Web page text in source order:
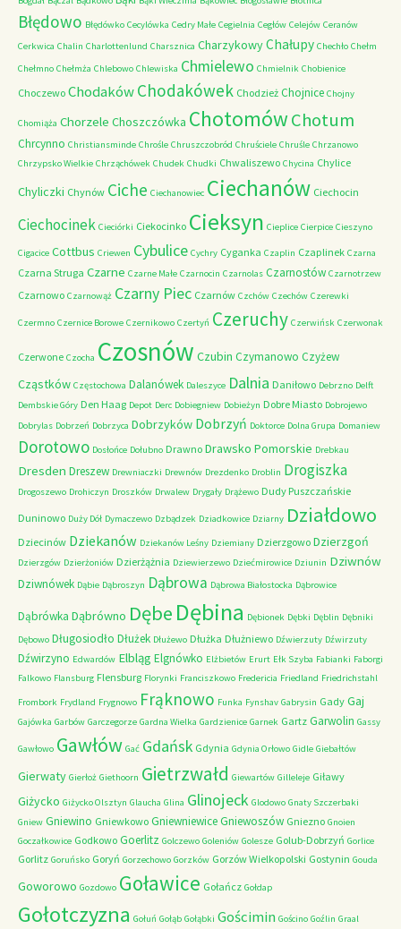
Błędowo Błędówko Cecylówka Cedry Małe Cegielnia Cegłów Celejów Ceranów
Cerkwica Chalin Charlottenlund Charsznica CharzykowyChałupy Chechło Chełm
Chełmno Chełmża Chlebowo Chlewiska Chmielewo Chmielnik Chobienice
Choczewo ChodakówChodakówek Chodzież Chojnice Chojny
Chomiąża Chorzele Choszczówka ChotomówChotum
Chrcynno Christiansminde Chrośle Chruszczobród Chruściele Chruśle Chrzanowo
Chrzypsko Wielkie Chrząchówek Chudek Chudki Chwaliszewo Chycina Chylice
Chyliczki Chynów Ciche Ciechanowiec Ciechanów Ciechocin
Ciechocinek Cieciórki Ciekocinko Cieksyn Cieplice Cierpice Cieszyno
Cigacice Cottbus Criewen Cybulice Cychry Cyganka Czaplin Czaplinek Czarna
Czarna Struga Czarne Czarne Małe Czarnocin Czarnolas Czarnostów Czarnotrzew
Czarnowo Czarnowąż Czarny Piec Czarnów Czchów Czechów Czerewki
Czermno Czernice Borowe Czernikowo Czertyń Czeruchy Czerwińsk Czerwonak
Czerwone Czocha Czosnów Czubin Czymanowo Czyżew
Cząstków Częstochowa Dalanówek Daleszyce Dalnia Daniłowo Debrzno Delft
Dembskie Góry Den Haag Depot Derc Dobiegniew Dobieżyn Dobre Miasto Dobrojewo
Dobrylas Dobrzeń Dobrzyca Dobrzyków Dobrzyń Doktorce Dolna Grupa Domaniew
Dorotowo Dosłońce Dołubno Drawno Drawsko Pomorskie Drebkau
Dresden Dreszew Drewniaczki Drewnów Drezdenko Droblin Drogiszka
Drogoszewo Drohiczyn Droszków Drwalew Drygały Drążewo Dudy Puszczańskie
Duninowo Duży Dół Dymaczewo Dzbądzek Dziadkowice Dziarny Działdowo
Dziecinów Dziekanów Dziekanów Leśny Dziemiany Dzierzgowo Dzierzgoń
Dzierzgów Dzierżoniów Dzierżążnia Dziewierzewo Dziećmirowice Dziunin Dziwnów
Dziwnówek Dąbie Dąbroszyn Dąbrowa Dąbrowa Białostocka Dąbrowice
Dąbrówka Dąbrówno Dębe Dębina Dębionek Dębki Dęblin Dębniki
Dębowo Długosiodło Dłużek Dłużewo Dłużka Dłużniewo Dźwierzuty Dźwirzuty
Dźwirzyno Edwardów Elbląg Elgnówko Elżbietów Erurt Ełk Szyba Fabianki Faborgi
Falkowo Flansburg Flensburg Florynki Franciszkowo Fredericia Friedland Friedrichstahl
Frombork Frydland Frygnowo Frąknowo Funka Fynshav Gabrysin Gady Gaj
Gajówka Garbów Garczegorze Gardna Wielka Gardzienice Garnek Gartz Garwolin Gassy
Gawłowo Gawłów Gać Gdańsk Gdynia Gdynia Orłowo Gidle Giebałtów
Gierwaty Gierłoż Giethoorn Gietrzwałd Giewartów Gilleleje Giławy
Giżycko Giżycko Olsztyn Glaucha Glina Glinojeck Glodowo Gnaty Szczerbaki
Gniew Gniewino Gniewkowo GniewniewiceGniewoszów Gniezno Gnoien
Goczałkowice Godkowo Goerlitz Golczewo Goleniów Golesze Golub-Dobrzyń Gorlice
Gorlitz Goruńsko Goryń Gorzechowo Gorzków Gorzów Wielkopolski Gostynin Gouda
Goworowo Gozdowo Goławice Gołańcz Gołdap
Gołotczyzna Gołuń Gołąb Gołąbki Gościmin Gościno Goźlin Graal